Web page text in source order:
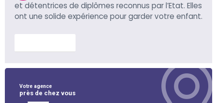
et détentrices de diplômes reconnus par l’Etat. Elles
ont une solide expérience pour garder votre enfant.
Votre agence
près de chez vous